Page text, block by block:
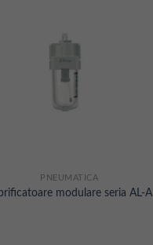
PNEUMATICA
modulare seria AL-A